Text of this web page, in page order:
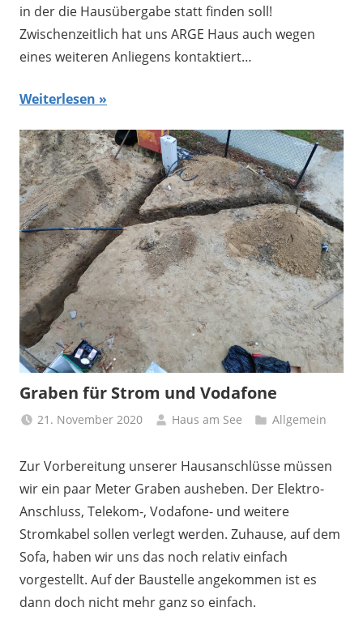
in der die Hausübergabe statt finden soll!
Zwischenzeitlich hat uns ARGE Haus auch wegen
eines weiteren Anliegens kontaktiert…
Weiterlesen
Graben für Strom und Vodafone
21. November 2020 Haus am See Allgemein
Zur Vorbereitung unserer Hausanschlüsse müssen
wir ein paar Meter Graben ausheben. Der Elektro-
Anschluss, Telekom-, Vodafone- und weitere
Stromkabel sollen verlegt werden. Zuhause, auf dem
Sofa, haben wir uns das noch relativ einfach
vorgestellt. Auf der Baustelle angekommen ist es
dann doch nicht mehr ganz so einfach.